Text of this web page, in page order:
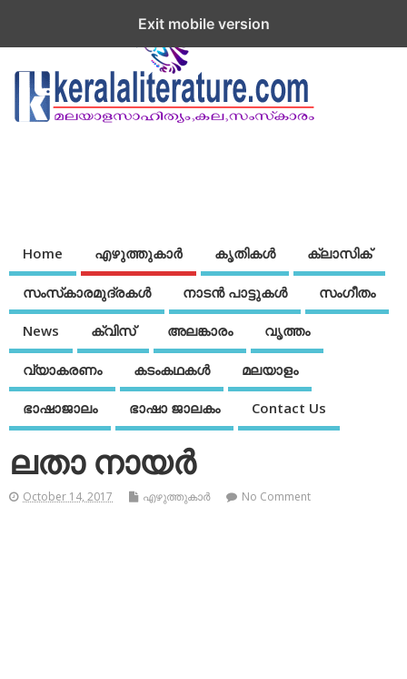
Home എഴുത്തുകാര്‍ കൃതികൾ ക്ലാസിക്
സംസ്‌കാരമുദ്രകള്‍ നാടന്‍ പാട്ടുകള്‍ സംഗീതം
News ക്വിസ് അലങ്കാരം വൃത്തം
വ്യാകരണം കടംകഥകള്‍ മലയാളം
ഭാഷാജാലം ഭാഷാ ജാലകം Contact Us
ലതാ നായര്‍
October 14, 2017 എഴുത്തുകാര്‍ No Comment
Exit mobile version